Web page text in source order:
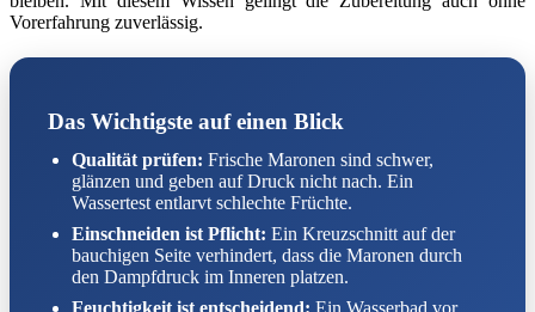
Vorerfahrung zuverlässig.
Das Wichtigste auf einen Blick
Qualität prüfen: Frische Maronen sind schwer,
glänzen und geben auf Druck nicht nach. Ein
Wassertest entlarvt schlechte Früchte.
Einschneiden ist Pflicht: Ein Kreuzschnitt auf der
bauchigen Seite verhindert, dass die Maronen durch
den Dampfdruck im Inneren platzen.
Feuchtigkeit ist entscheidend: Ein Wasserbad vor